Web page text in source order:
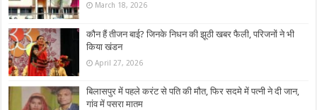
March 18, 2026
कौन हैं तीजन बाई? जिनके निधन की झूठी खबर फैली, परिजनों ने भी
किया खंडन
April 27, 2026
बिलासपुर में पहले करंट से पति की मौत, फिर सदमे में पत्नी ने दी जान,
गांव में पसरा मातम